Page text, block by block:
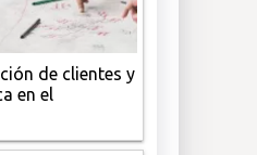
de clientes y
en el